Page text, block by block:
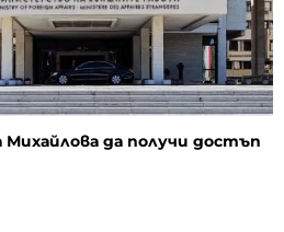
да получи достъп